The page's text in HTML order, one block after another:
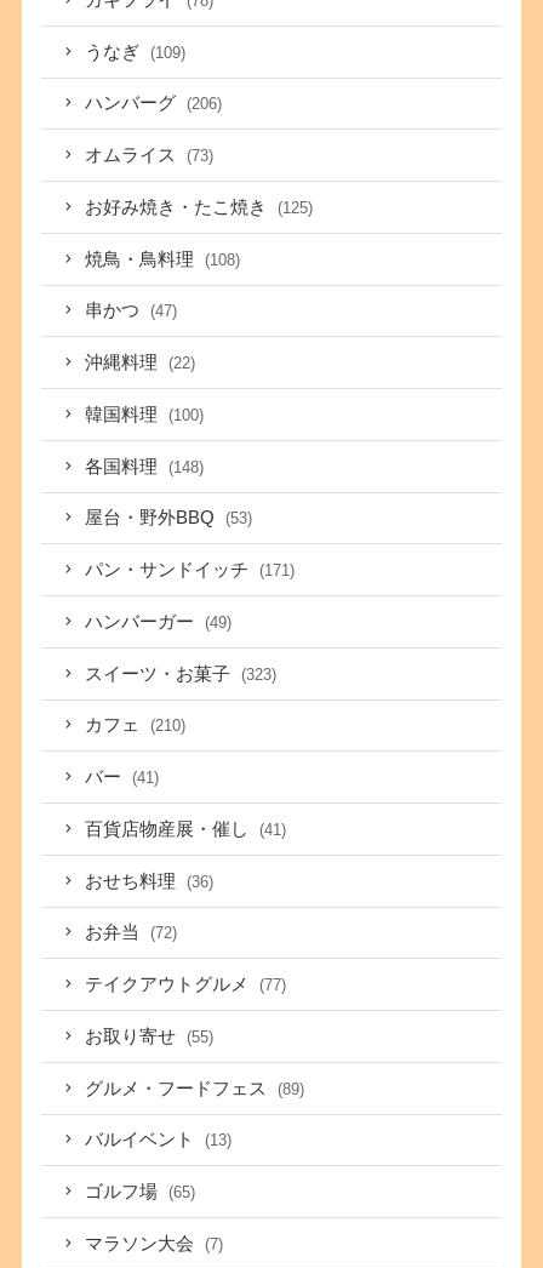
うなぎ (109)
ハンバーグ (206)
オムライス (73)
お好み焼き・たこ焼き (125)
焼鳥・鳥料理 (108)
串かつ (47)
沖縄料理 (22)
韓国料理 (100)
各国料理 (148)
屋台・野外BBQ (53)
パン・サンドイッチ (171)
ハンバーガー (49)
スイーツ・お菓子 (323)
カフェ (210)
バー (41)
百貨店物産展・催し (41)
おせち料理 (36)
お弁当 (72)
テイクアウトグルメ (77)
お取り寄せ (55)
グルメ・フードフェス (89)
バルイベント (13)
ゴルフ場 (65)
マラソン大会 (7)